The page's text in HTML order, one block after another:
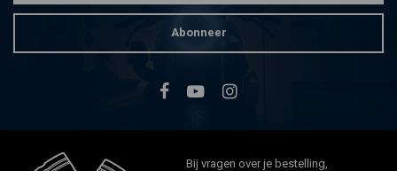
Abonneer
Bij vragen over je bestelling,